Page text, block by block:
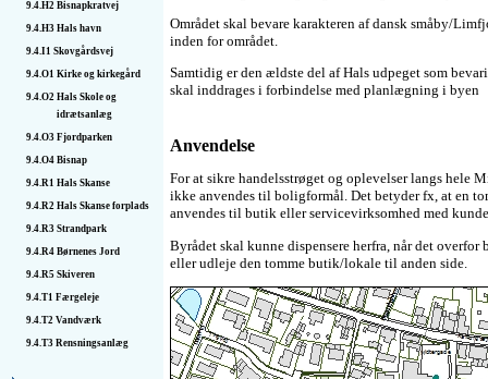
9.4.H2 Bisnapkratvej
9.4.H3 Hals havn
9.4.I1 Skovgårdsvej
9.4.O1 Kirke og kirkegård
9.4.O2 Hals Skole og
idrætsanlæg
9.4.O3 Fjordparken
9.4.O4 Bisnap
9.4.R1 Hals Skanse
9.4.R2 Hals Skanse forplads
9.4.R3 Strandpark
9.4.R4 Børnenes Jord
9.4.R5 Skiveren
9.4.T1 Færgeleje
9.4.T2 Vandværk
9.4.T3 Rensningsanlæg
Området skal bevare karakteren af dansk småby/
inden for området.
Samtidig er den ældste del af Hals udpeget som
skal inddrages i forbindelse med planlægning i byen
Anvendelse
For at sikre handelsstrøget og oplevelser langs hele
ikke anvendes til boligformål. Det betyder fx, at en
anvendes til butik eller servicevirksomhed med
Byrådet skal kunne dispensere herfra, når det
eller udleje den tomme butik/lokale til anden side.